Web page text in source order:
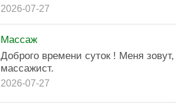
2026-07-27
Массаж
Доброго времени суток ! Меня
массажист.
2026-07-27